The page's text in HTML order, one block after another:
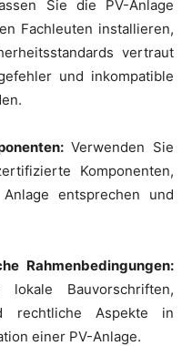
Sie die PV-Anlage
Fachleuten installieren,
vertraut
und inkompatible
Verwenden Sie
Komponenten,
entsprechen und
Rahmenbedingungen:
Bauvorschriften,
rechtliche Aspekte in
einer PV-Anlage.